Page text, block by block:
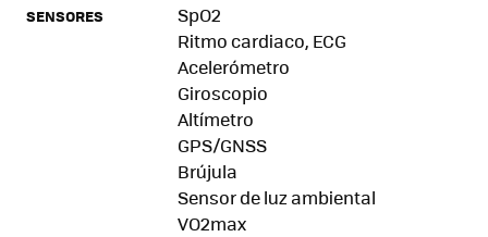
SENSORES
SpO2
Ritmo cardiaco, ECG
Acelerómetro
Giroscopio
Altímetro
GPS/GNSS
Brújula
Sensor de luz ambiental
VO2max